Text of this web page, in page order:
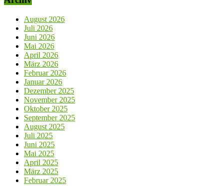
August 2026
Juli 2026
Juni 2026
Mai 2026
April 2026
März 2026
Februar 2026
Januar 2026
Dezember 2025
November 2025
Oktober 2025
September 2025
August 2025
Juli 2025
Juni 2025
Mai 2025
April 2025
März 2025
Februar 2025